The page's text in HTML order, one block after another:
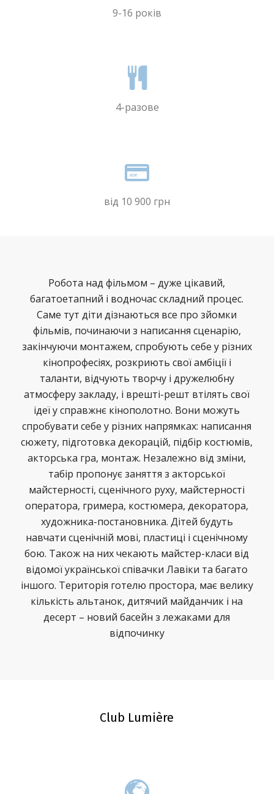
9-16 років
4-разове
від 10 900 грн
Робота над фільмом – дуже цікавий,
багатоетапний і водночас складний процес.
Саме тут діти дізнаються все про зйомки
фільмів, починаючи з написання сценарію,
закінчуючи монтажем, спробують себе у різних
кінопрофесіях, розкриють свої амбіції і
таланти, відчують творчу і дружелюбну
атмосферу закладу, і врешті-решт втілять свої
ідеї у справжнє кінополотно. Вони можуть
спробувати себе у різних напрямках: написання
сюжету, підготовка декорацій, підбір костюмів,
акторська гра, монтаж. Незалежно від зміни,
табір пропонує заняття з акторської
майстерності, сценічного руху, майстерності
оператора, гримера, костюмера, декоратора,
художника-постановника. Дітей будуть
навчати сценічній мові, пластиці і сценічному
бою. Також на них чекають майстер-класи від
відомої української співачки Лавіки та багато
іншого. Територія готелю простора, має велику
кількість альтанок, дитячий майданчик і на
десерт – новий басейн з лежаками для
відпочинку
Club Lumière